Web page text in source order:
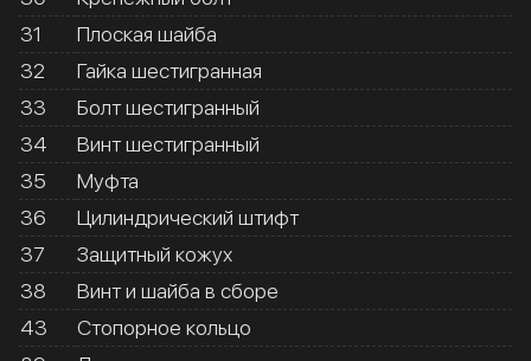
31
Плоская шайба
32
Гайка шестигранная
33
Болт шестигранный
34
Винт шестигранный
35
Муфта
36
Цилиндрический штифт
37
Защитный кожух
38
Винт и шайба в сборе
43
Стопорное кольцо